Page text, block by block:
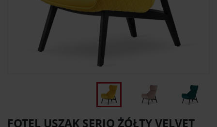
FOTEL USZAK SERIO ŻÓŁTY VELVET